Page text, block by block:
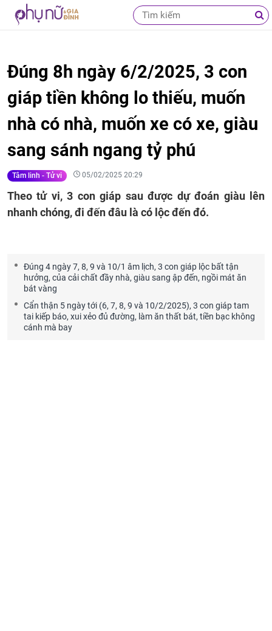
Đúng 8h ngày 6/2/2025, 3 con
giáp tiền không lo thiếu, muốn
nhà có nhà, muốn xe có xe, giàu
sang sánh ngang tỷ phú
Tâm linh - Tử vi 05/02/2025 20:29
Theo tử vi, 3 con giáp sau được dự đoán giàu lên
nhanh chóng, đi đến đâu là có lộc đến đó.
Đúng 4 ngày 7, 8, 9 và 10/1 âm lịch, 3 con giáp lộc bất tận
hưởng, của cải chất đầy nhà, giàu sang ập đến, ngồi mát ăn
bát vàng
Cẩn thận 5 ngày tới (6, 7, 8, 9 và 10/2/2025), 3 con giáp tam
tai kiếp báo, xui xẻo đủ đường, làm ăn thất bát, tiền bạc không
cánh mà bay